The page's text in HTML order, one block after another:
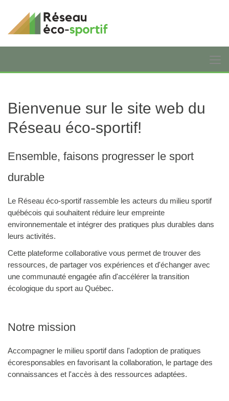
Bienvenue sur le site web du
Réseau éco-sportif!
Ensemble, faisons progresser le sport
durable
Le Réseau éco-sportif rassemble les acteurs du milieu sportif
québécois qui souhaitent réduire leur empreinte
environnementale et intégrer des pratiques plus durables dans
leurs activités.
Cette plateforme collaborative vous permet de trouver des
ressources, de partager vos expériences et d'échanger avec
une communauté engagée afin d'accélérer la transition
écologique du sport au Québec.
Notre mission
Accompagner le milieu sportif dans l'adoption de pratiques
écoresponsables en favorisant la collaboration, le partage des
connaissances et l'accès à des ressources adaptées.